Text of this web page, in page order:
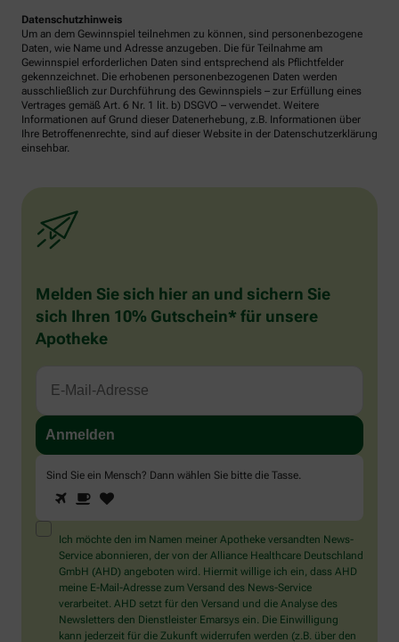
Datenschutzhinweis
Um an dem Gewinnspiel teilnehmen zu können, sind personenbezogene
Daten, wie Name und Adresse anzugeben. Die für Teilnahme am
Gewinnspiel erforderlichen Daten sind entsprechend als Pflichtfelder
gekennzeichnet. Die erhobenen personenbezogenen Daten werden
ausschließlich zur Durchführung des Gewinnspiels – zur Erfüllung eines
Vertrages gemäß Art. 6 Nr. 1 lit. b) DSGVO – verwendet. Weitere
Informationen auf Grund dieser Datenerhebung, z.B. Informationen über
Ihre Betroffenenrechte, sind auf dieser Website in der Datenschutzerklärung
einsehbar.
Melden Sie sich hier an und sichern Sie
sich Ihren 10% Gutschein* für unsere
Apotheke
Sind Sie ein Mensch? Dann wählen Sie bitte die Tasse.
Sind
Sie
ein
Mensch?
Dann
wählen
Sie
bitte
die
Tasse.
1 2
Ich möchte den im Namen meiner Apotheke versandten News-
Service abonnieren, der von der Alliance Healthcare Deutschland
GmbH (AHD) angeboten wird. Hiermit willige ich ein, dass AHD
meine E-Mail-Adresse zum Versand des News-Service
verarbeitet. AHD setzt für den Versand und die Analyse des
Newsletters den Dienstleister Emarsys ein. Die Einwilligung
kann jederzeit für die Zukunft widerrufen werden (z.B. über den